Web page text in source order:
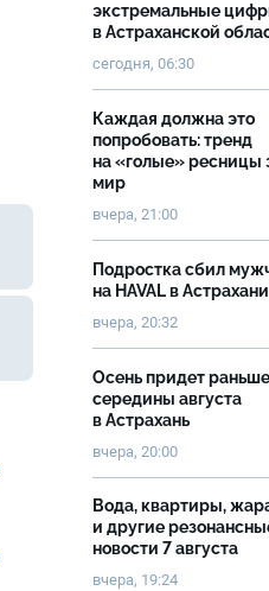
экстремальные
в Астраханской
сегодня, 06:30
Каждая должна это
попробовать: тренд
на «голые» ресницы
мир
вчера, 21:00
Подростка сбил
на HAVAL в Астрахани
вчера, 20:32
Осень придет раньше
середины августа
в Астрахань
вчера, 20:00
Вода, квартиры,
и другие
новости 7 августа
вчера, 19:24